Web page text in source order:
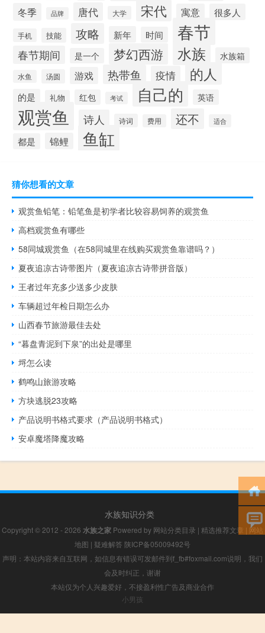
冬季 品牌 唐代 大学 宋代 寓意 很多人
手机 技能 攻略 新年 时间 春节
春节期间 是一个 梦幻西游 水族 水族箱
水鱼 汤圆 游戏 热带鱼 疫情 的人
的是 礼物 红包 考试 自己的 英语
观赏鱼 诗人 诗词 费用 还不 适合
都是 锦鲤 鱼缸
猜你想看的文章
观赏鱼铅笔：铅笔鱼是初学者比较容易饲养的观赏鱼
高档观赏鱼有哪些
58同城观赏鱼（在58同城里在线购买观赏鱼靠谱吗？）
夏夜追凉古诗带图片（夏夜追凉古诗带拼音版）
王者过年充多少送多少皮肤
车辆超过年检日期怎么办
山西春节旅游最佳去处
“暮盘青泥到下泉”的出处是哪里
埒怎么读
鹤鸣山旅游攻略
方块逃脱23攻略
产品说明书格式要求（产品说明书格式）
安卓魔塔降魔攻略
水族知识分类
Copyright © 2012 - 2026 水族之家 Powered by 网站分类目录 | 精选推荐文章 | 网站
地图 | 疑难解答 陕ICP备05009492号
声明：本站内容来自互联网，如信息有错误可发邮件到f_fb#foxmail.com说明，我们
会及时纠正，谢谢
本站仅为个人兴趣爱好，不接盈利性广告及商业合作
小男孩